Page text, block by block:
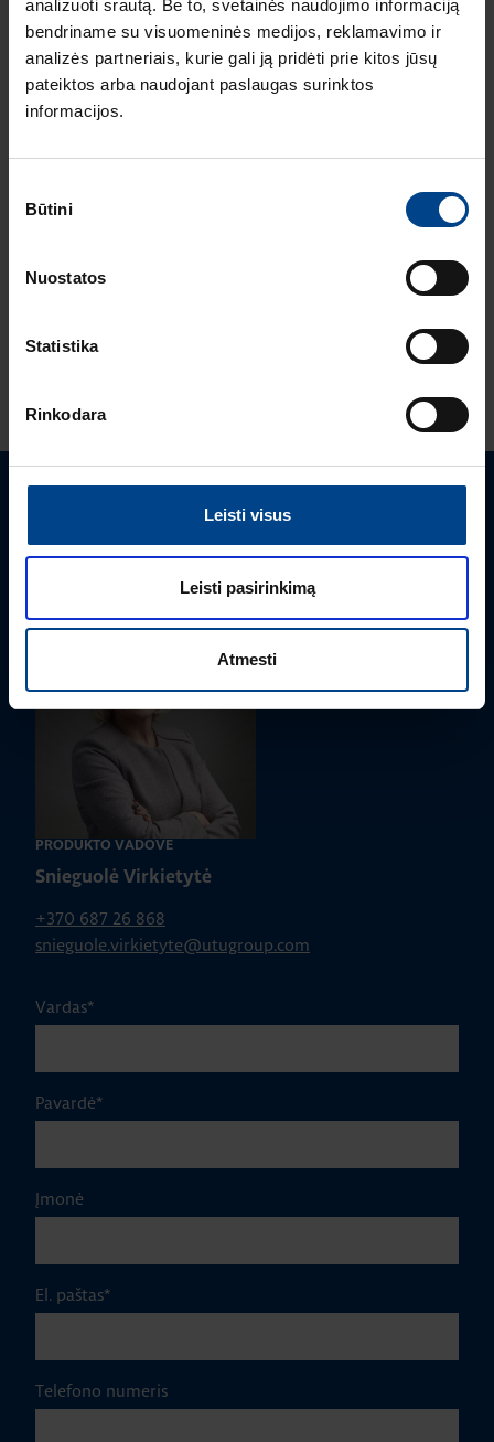
analizuoti srautą. Be to, svetainės naudojimo informaciją
bendriname su visuomeninės medijos, reklamavimo ir
analizės partneriais, kurie gali ją pridėti prie kitos jūsų
pateiktos arba naudojant paslaugas surinktos
informacijos.
pasirinkimas
Būtini
Nuostatos
Statistika
Rinkodara
Leisti visus
Leisti pasirinkimą
Atmesti
instaliacija
ARCHzona 2025
parodoje
ELEKTROS
INSTALIACIJOS
8.7.2025
min
tvarumas viename
Turite klausimų? Susisiekite
PRODUKTO VADOVĖ
Snieguolė Virkietytė
+370 687 26 868
snieguole.virkietyte@utugroup.com
Vardas*
Pavardė*
Įmonė
El. paštas*
Telefono numeris